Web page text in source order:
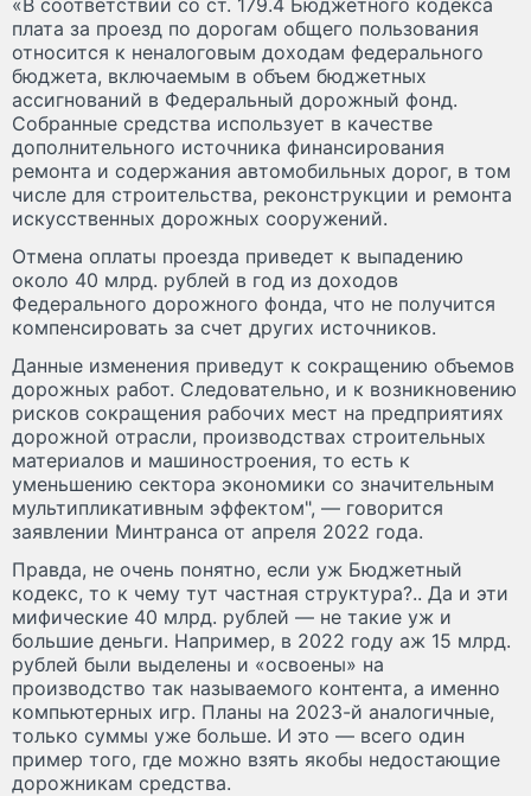
плата за проезд по дорогам общего пользования
относится к неналоговым доходам федерального
бюджета, включаемым в объем бюджетных
ассигнований в Федеральный дорожный фонд.
Собранные средства использует в качестве
дополнительного источника финансирования
ремонта и содержания автомобильных дорог, в том
числе для строительства, реконструкции и ремонта
искусственных дорожных сооружений.
Отмена оплаты проезда приведет к выпадению
около 40 млрд. рублей в год из доходов
Федерального дорожного фонда, что не получится
компенсировать за счет других источников.
Данные изменения приведут к сокращению объемов
дорожных работ. Следовательно, и к возникновению
рисков сокращения рабочих мест на предприятиях
дорожной отрасли, производствах строительных
материалов и машиностроения, то есть к
уменьшению сектора экономики со значительным
мультипликативным эффектом", — говорится
заявлении Минтранса от апреля 2022 года.
Правда, не очень понятно, если уж Бюджетный
кодекс, то к чему тут частная структура?.. Да и эти
мифические 40 млрд. рублей — не такие уж и
большие деньги. Например, в 2022 году аж 15 млрд.
рублей были выделены и «освоены» на
производство так называемого контента, а именно
компьютерных игр. Планы на 2023-й аналогичные,
только суммы уже больше. И это — всего один
пример того, где можно взять якобы недостающие
дорожникам средства.